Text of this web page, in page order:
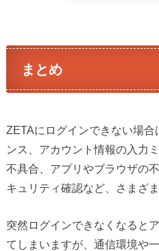
まとめ
ZETAにログインできない場
ンス、アカウント情報の入力
不具合、アプリやブラウザの
キュリティ確認など、さまざ
突然ログインできなくなると
てしまいますが、通信環境や